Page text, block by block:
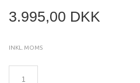
3.995,00 DKK
INKL. MOMS